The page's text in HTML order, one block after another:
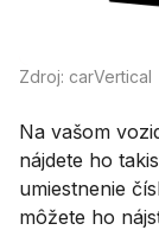
Zdroj: carVertical
Na vašom
nájdete ho
umiestnenie
môžete ho